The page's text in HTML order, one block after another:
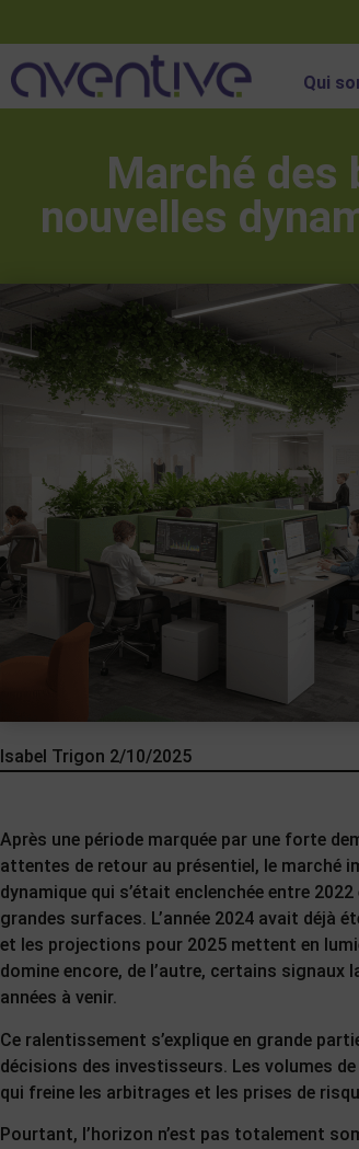
Qui
Marché des
nouvelles
Isabel Trigon 2/10/2025
Après une période marquée par une forte
attentes de retour au présentiel, le marché
dynamique qui s’était enclenchée entre
grandes surfaces. L’année 2024 avait déjà
et les projections pour 2025 mettent en
domine encore, de l’autre, certains signaux
années à venir.
Ce ralentissement s’explique en grande
décisions des investisseurs. Les volumes
qui freine les arbitrages et les prises de
Pourtant, l’horizon n’est pas totalement